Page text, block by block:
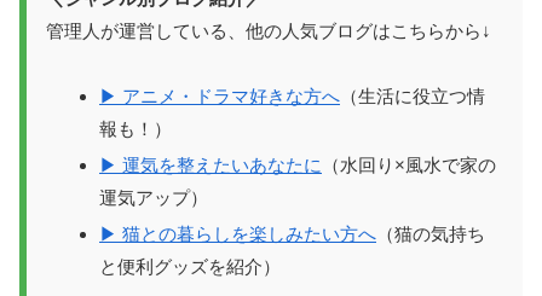
管理人が運営している、他の人気ブログはこちらから↓
▶ アニメ・ドラマ好きな方へ （生活に役立つ情
報も！）
▶ 運気を整えたいあなたに
（水回り×風水で家の
運気アップ）
▶ 猫との暮らしを楽しみたい方へ （猫の気持ち
と便利グッズを紹介）